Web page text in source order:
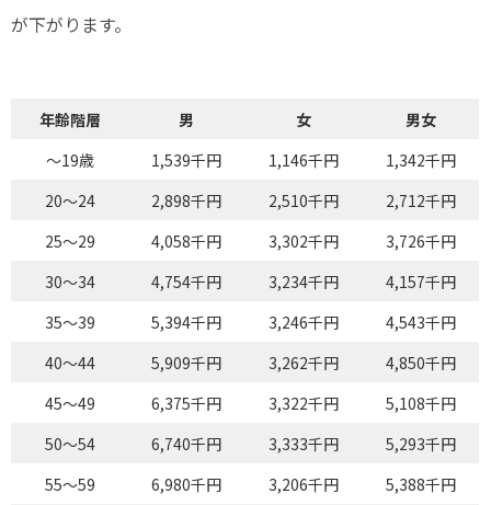
が下がります。
年齢階層 男 女
男女
～19歳
1,539千円 1,146千円
1,342千円
20～24
2,898千円 2,510千円
2,712千円
25～29
4,058千円 3,302千円
3,726千円
30～34
4,754千円 3,234千円
4,157千円
35～39
5,394千円 3,246千円
4,543千円
40～44
5,909千円 3,262千円
4,850千円
45～49
6,375千円 3,322千円
5,108千円
50～54
6,740千円 3,333千円
5,293千円
55～59
6,980千円 3,206千円
5,388千円